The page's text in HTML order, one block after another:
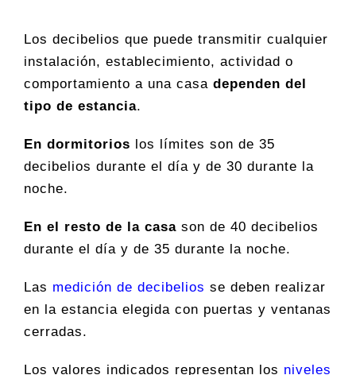
Los decibelios que puede transmitir cualquier
instalación, establecimiento, actividad o
comportamiento a una casa dependen del
tipo de estancia.
En dormitorios los límites son de 35
decibelios durante el día y de 30 durante la
noche.
En el resto de la casa son de 40 decibelios
durante el día y de 35 durante la noche.
Las medición de decibelios se deben realizar
en la estancia elegida con puertas y ventanas
cerradas.
Los valores indicados representan los niveles